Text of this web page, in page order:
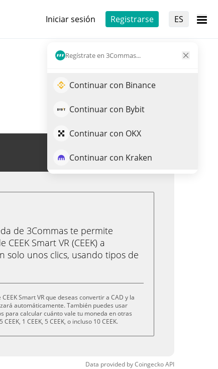
Iniciar sesión Registrarse ES
Regístrate en 3Commas...
Continuar con Binance
Continuar con Bybit
Continuar con OKX
Continuar con Kraken
Opera CEEK
de 3Commas te permite
Smart VR (CEEK) a
solo unos clics, usando tipos de
Smart VR que deseas convertir a CAD y la
automáticamente. También puedes usar
para calcular cuánto vale tu moneda en otras
1 CEEK, 5 CEEK, o incluso 10 CEEK.
Data provided byCoingeckoAPI